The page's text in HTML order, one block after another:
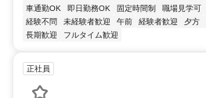
車通勤OK
即日勤務OK 固定時間制 職場見学可
経験不問
未経験者歓迎 午前 経験者歓迎 夕方
長期歓迎
フルタイム歓迎
正社員